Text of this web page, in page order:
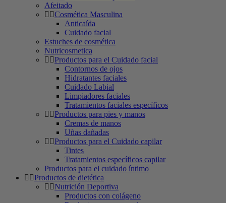
Afeitado
Cosmética Masculina
Anticaída
Cuidado facial
Estuches de cosmética
Nutricosmetica
Productos para el Cuidado facial
Contornos de ojos
Hidratantes faciales
Cuidado Labial
Limpiadores faciales
Tratamientos faciales específicos
Productos para pies y manos
Cremas de manos
Uñas dañadas
Productos para el Cuidado capilar
Tintes
Tratamientos específicos capilar
Productos para el cuidado íntimo
Productos de dietética
Nutrición Deportiva
Productos con colágeno